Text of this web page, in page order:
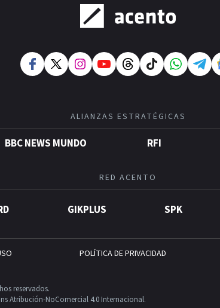
ALIANZAS ESTRATÉGICAS
BBC NEWS MUNDO RFI
RED ACENTO
GIKPLUS SPK
POLÍTICA DE PRIVACIDAD
reservados.
Atribución-NoComercial 4.0 Internacional.